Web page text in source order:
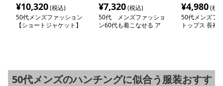
¥10,320(税込)
50代メンズファッション
【ショートジャケット】
¥7,320(税込)
50代 メンズファッショ
ン60代も着こなせる ア
¥4,980(税
50代メンズフ
トップス 長袖
50代メンズのハンチングに似合う服装おすす